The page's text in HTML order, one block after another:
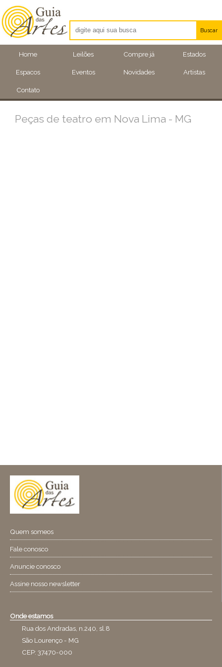
Home Leilões Compre já Estados
Espacos Eventos Novidades Artistas
Contato
Buscar
Artistas
Eventos
Peças de teatro em Nova Lima - MG
Quem someos
Fale conosco
Anuncie conosco
Assine nosso newsletter
Onde estamos
Rua dos Andradas, n.240, sl.8
São Lourenço - MG
CEP: 37470-000